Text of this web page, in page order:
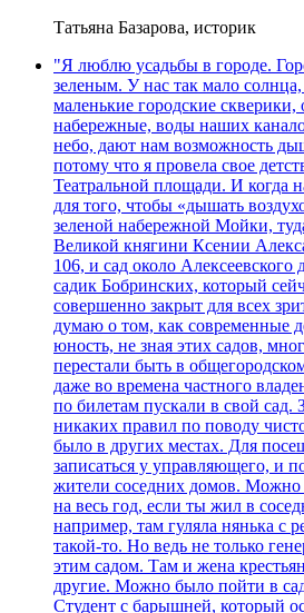
Татьяна Базарова, историк
"Я люблю усадьбы в городе.
зеленым. У нас так мало
маленькие городские скверики,
набережные, воды наших
небо, дают нам возможность
потому что я провела свое
Театральной площади. И когда
для того, чтобы «дышать
зеленой набережной Мойки,
Великой княгини Ксении
106, и сад около
садик Бобринских, который
совершенно закрыт для всех
думаю о том, как современные
юность, не зная этих садов,
перестали быть в
даже во времена частного
по билетам пускали в свой сад.
никаких правил по поводу
было в других местах. Для
записаться у управляющего, и
жители соседних домов. Можно
на весь год, если ты жил в
например, там гуляла нянька с
такой-то. Но ведь не только
этим садом. Там и жена
другие. Можно было пойти в
Студент с барышней, который